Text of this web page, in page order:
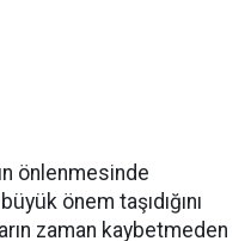
önlenmesinde
önem taşıdığını
zaman kaybetmeden